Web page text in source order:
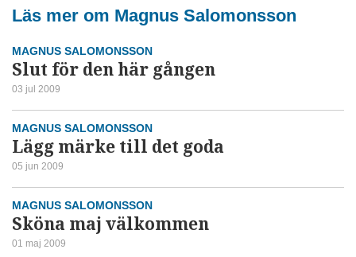
Läs mer om Magnus Salomonsson
MAGNUS SALOMONSSON
Slut för den här gången
03 jul 2009
MAGNUS SALOMONSSON
Lägg märke till det goda
05 jun 2009
MAGNUS SALOMONSSON
Sköna maj välkommen
01 maj 2009